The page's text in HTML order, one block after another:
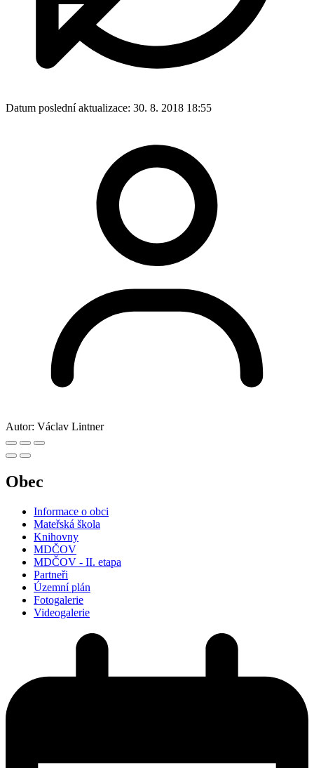
Datum poslední aktualizace: 30. 8. 2018 18:55
Autor: Václav Lintner
Obec
Informace o obci
Mateřská škola
Knihovny
MDČOV
MDČOV - II. etapa
Partneři
Územní plán
Fotogalerie
Videogalerie